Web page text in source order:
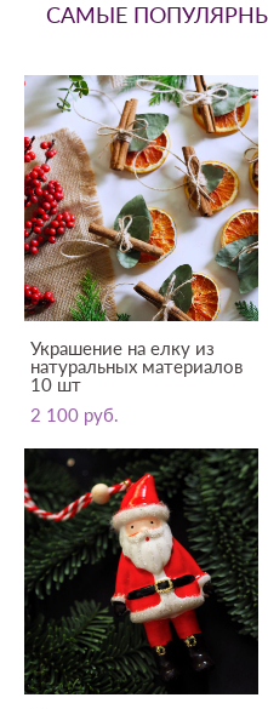
САМЫЕ
Украшение на елку из
натуральных материалов
10 шт
2 100 pуб.